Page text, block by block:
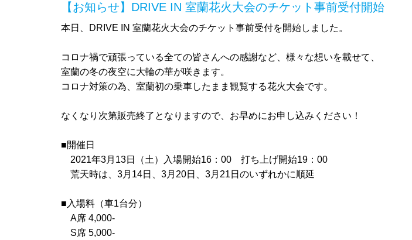
【お知らせ】DRIVE IN 室蘭花火大会のチケット事前受付開始
本日、DRIVE IN 室蘭花火大会のチケット事前受付を開始しました。
コロナ禍で頑張っている全ての皆さんへの感謝など、様々な想いを載せて、
室蘭の冬の夜空に大輪の華が咲きます。
コロナ対策の為、室蘭初の乗車したまま観覧する花火大会です。
なくなり次第販売終了となりますので、お早めにお申し込みください！
■開催日
2021年3月13日（土）入場開始16：00 打ち上げ開始19：00
荒天時は、3月14日、3月20日、3月21日のいずれかに順延
■入場料（車1台分）
A席 4,000-
S席 5,000-